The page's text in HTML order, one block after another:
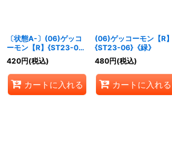
〔状態A-〕(06)ゲッコ
ーモン【R】{ST23-06}
《緑》
420円(税込)
カートに入れる
(06)ゲッコーモン【R】
{ST23-06}《緑》
480円(税込)
カートに入れる